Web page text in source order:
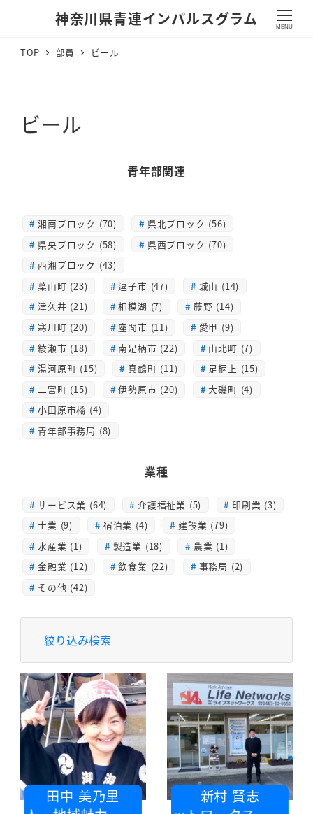
神奈川県青連インパルスグラム MENU
TOP 部員 ビール
ビール
青年部関連
湘南ブロック (70)
県北ブロック (56)
県央ブロック (58)
県西ブロック (70)
西湘ブロック (43)
葉山町 (23)
逗子市 (47)
城山 (14)
津久井 (21)
相模湖 (7)
藤野 (14)
寒川町 (20)
座間市 (11)
愛甲 (9)
綾瀬市 (18)
南足柄市 (22)
山北町 (7)
湯河原町 (15)
真鶴町 (11)
足柄上 (15)
二宮町 (15)
伊勢原市 (20)
大磯町 (4)
小田原市橘 (4)
青年部事務局 (8)
業種
サービス業 (64) 介護福祉業 (5)
印刷業 (3)
士業 (9)
宿泊業 (4)
建設業 (79)
水産業 (1)
製造業 (18)
農業 (1)
金融業 (12)
飲食業 (22)
事務局 (2)
その他 (42)
絞り込み検索
田中 美乃里
新村 賢志